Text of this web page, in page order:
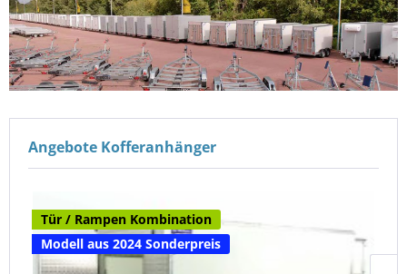
Angebote Kofferanhänger
Tür / Rampen Kombination
Modell aus 2024 Sonderpreis